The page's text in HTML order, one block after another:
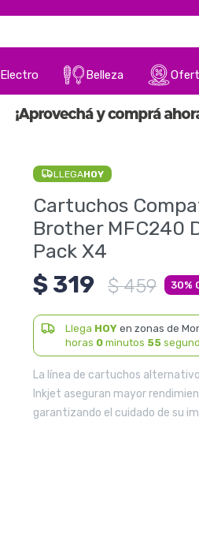
Electro Belleza
LLEGAHOY
Cartuchos
Brother MFC240
Pack X4
$319 $ 459 30
Llega HOY en zonas de
horas 0 minutos 55
La línea de cartuchos
Inkjet aseguran mayor
garantizando el cuidado de su